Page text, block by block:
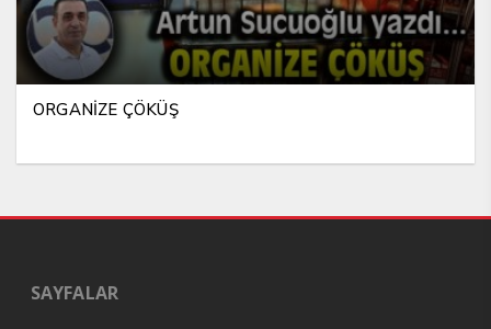
ORGANİZE ÇÖKÜŞ
SAYFALAR